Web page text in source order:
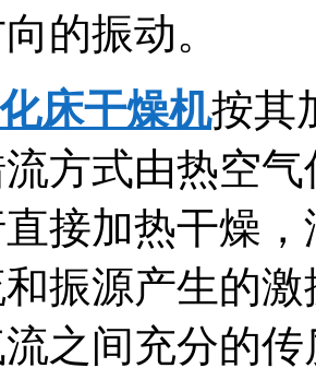
的振动。
床干燥机按其
方式由热空
接加热干燥
振源产生的
之间充分的